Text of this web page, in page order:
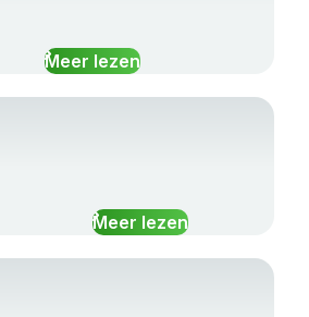
Meer lezen
Meer lezen